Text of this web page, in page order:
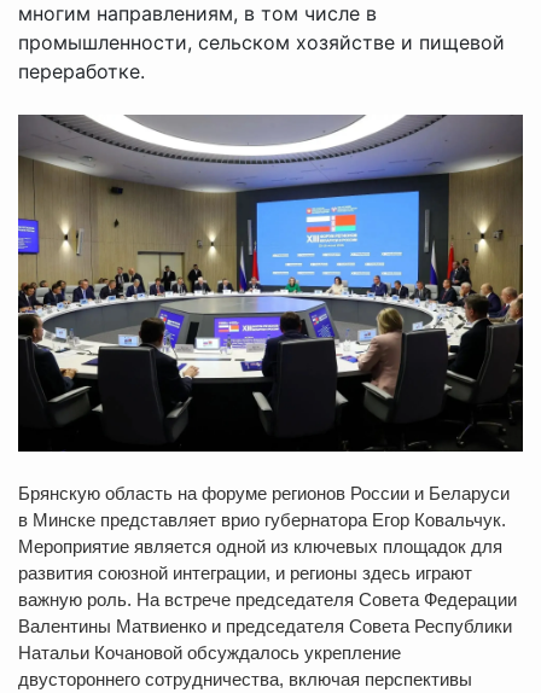
многим направлениям, в том числе в
промышленности, сельском хозяйстве и пищевой
переработке.
Брянскую область на форуме регионов России и Беларуси
в Минске представляет врио губернатора Егор Ковальчук.
Мероприятие является одной из ключевых площадок для
развития союзной интеграции, и регионы здесь играют
важную роль. На встрече председателя Совета Федерации
Валентины Матвиенко и председателя Совета Республики
Натальи Кочановой обсуждалось укрепление
двустороннего сотрудничества, включая перспективы